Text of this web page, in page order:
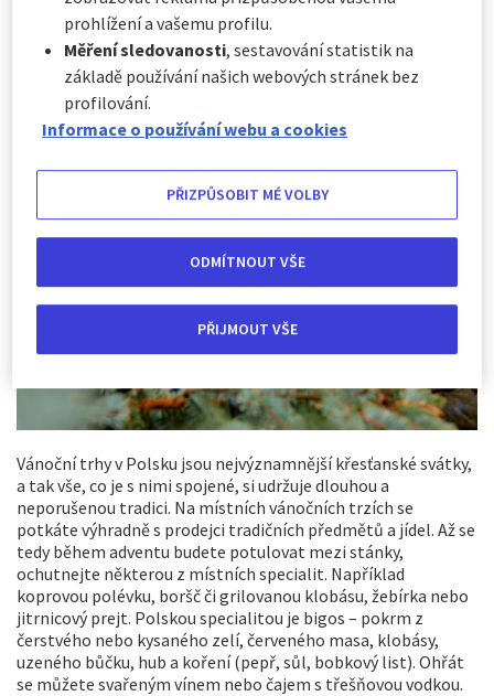
městskými uličkami a živá hudba. A nemusíte pít svařák
jen u nás v Praze na Staroměstském náměstí. Zkuste se
podívat třeba do Polska. Vánoční trhy tam nesou punc
tradice i duchovních hodnot.
Vánoční trhy v Polsku jsou nejvýznamnější křesťanské svátky,
a tak vše, co je s nimi spojené, si udržuje dlouhou a
neporušenou tradici. Na místních vánočních trzích se
potkáte výhradně s prodejci tradičních předmětů a jídel. Až se
tedy během adventu budete potulovat mezi stánky,
ochutnejte některou z místních specialit. Například
koprovou polévku, boršč či grilovanou klobásu, žebírka nebo
jitrnicový prejt. Polskou specialitou je bigos – pokrm z
čerstvého nebo kysaného zelí, červeného masa, klobásy,
uzeného bůčku, hub a koření (pepř, sůl, bobkový list). Ohřát
se můžete svařeným vínem nebo čajem s třešňovou vodkou.
prohlížení a vašemu profilu.
Měření sledovanosti, sestavování statistik na
základě používání našich webových stránek bez
profilování.
Informace o používání webu a cookies
PŘIZPŮSOBIT MÉ VOLBY
ODMÍTNOUT VŠE
PŘIJMOUT VŠE